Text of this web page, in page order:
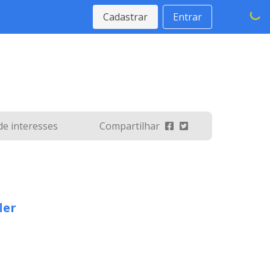
Cadastrar Entrar
interesses Compartilhar